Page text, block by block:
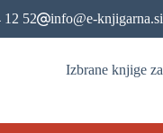
12 52 info@e-knjigarna.si
Izbrane knjige